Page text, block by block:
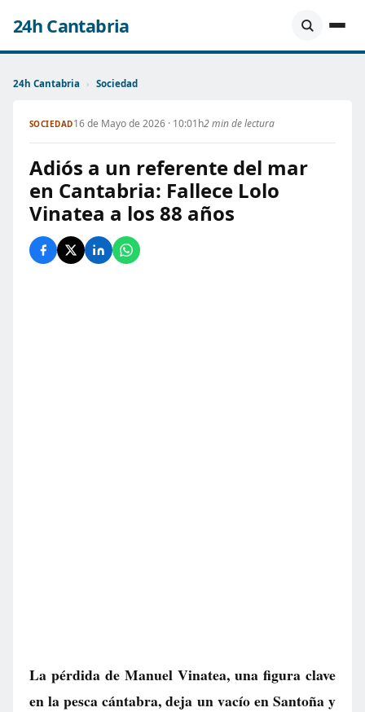
24h Cantabria
24h Cantabria › Sociedad
SOCIEDAD16 de Mayo de 2026 · 10:01h2 min de lectura
Adiós a un referente del mar
en Cantabria: Fallece Lolo
Vinatea a los 88 años
La pérdida de Manuel Vinatea, una figura clave
en la pesca cántabra, deja un vacío en Santoña y